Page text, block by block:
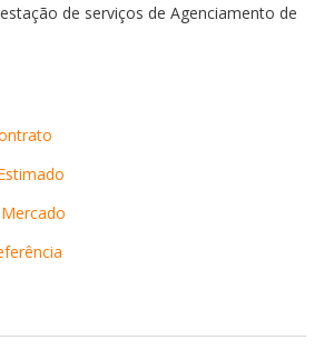
de serviços de Agenciamento de